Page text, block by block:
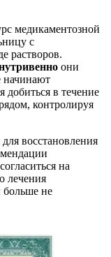
медикаментозной
с
растворов.
они
начинают
добиться в течение
контролируя
восстановления
на
лечения
больше не